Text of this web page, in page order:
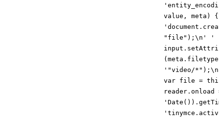
value,
"file");\n' ' if
'"video/
var file =